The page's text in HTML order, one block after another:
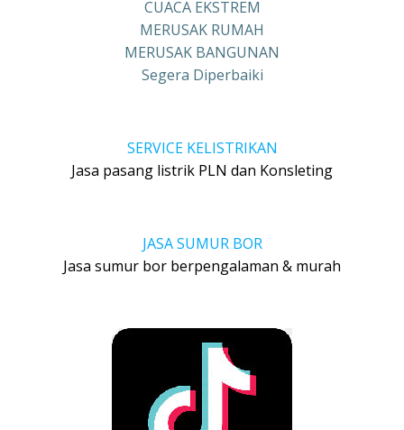
CUACA EKSTREM
MERUSAK RUMAH
MERUSAK BANGUNAN
Segera Diperbaiki
SERVICE KELISTRIKAN
Jasa pasang listrik PLN dan Konsleting
JASA SUMUR BOR
Jasa sumur bor berpengalaman & murah